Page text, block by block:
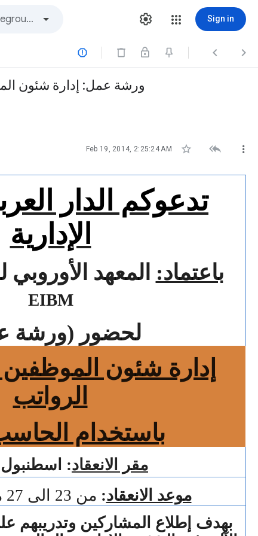
Sign in
  
ورشة عمل: إدارة شئون
Feb 19, 2014, 2:25:24 AM   
تدعوكم الدار
الإدارية
باعتماد: المعهد الأوروبي
EIBM
لحضور (ورشة
إدارة شئون
الرواتب
باستخدام
مقر الانعقاد: اسطنبول
موعد الانعقاد: من 23 الى 27 مارس 2014 م
بهدف إطلاع المشاركين وتدريبهم